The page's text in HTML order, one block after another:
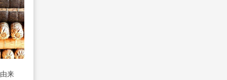
来